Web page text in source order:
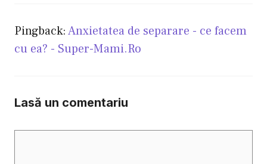
Pingback:Anxietatea de separare - ce facem
cu ea? - Super-Mami.Ro
Lasă un comentariu